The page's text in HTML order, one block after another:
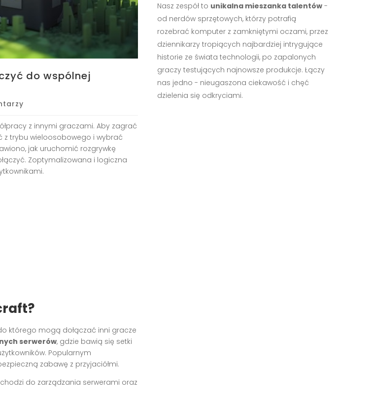
do wspólnej
z innymi graczami. Aby zagrać
z trybu wieloosobowego i wybrać
jak uruchomić rozgrywkę
Zoptymalizowana i logiczna
którego mogą dołączać inni gracze
serwerów, gdzie bawią się setki
Popularnym
zabawę z przyjaciółmi.
do zarządzania serwerami oraz
Nasz zespół to unikalna mieszanka talentów-
od nerdów sprzętowych, którzy potrafią
rozebrać komputer z zamkniętymi oczami, przez
dziennikarzy tropiących najbardziej intrygujące
historie ze świata technologii, po zapalonych
graczy testujących najnowsze produkcje. Łączy
nas jedno - nieugaszona ciekawość i chęć
dzielenia się odkryciami.